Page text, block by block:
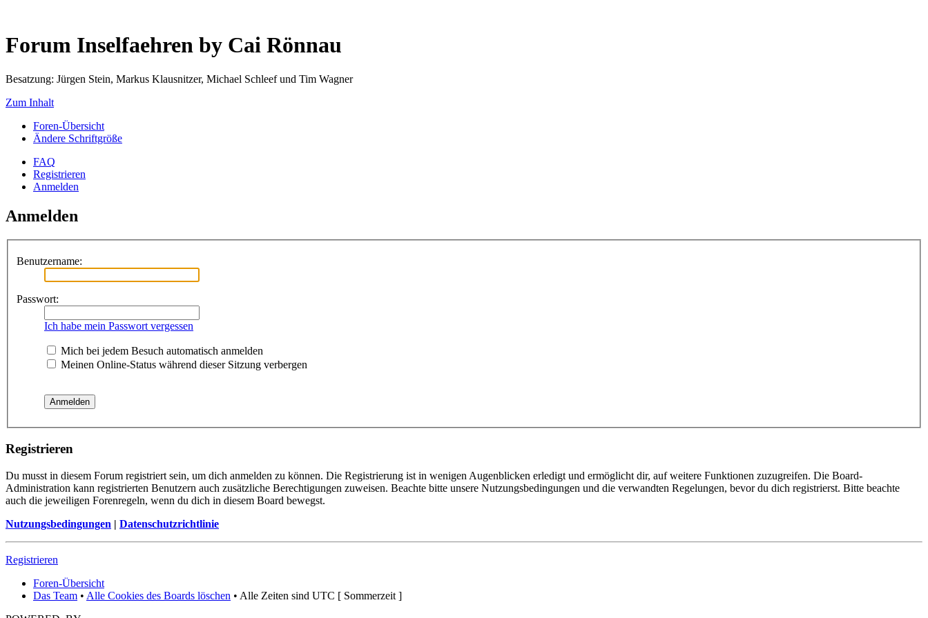
Forum Inselfaehren by Cai Rönnau
Besatzung: Jürgen Stein, Markus Klausnitzer, Michael Schleef und Tim Wagner
Zum Inhalt
Foren-Übersicht
Ändere Schriftgröße
FAQ
Registrieren
Anmelden
Anmelden
Benutzername:
Passwort:
Ich habe mein Passwort vergessen
Mich bei jedem Besuch automatisch anmelden
Meinen Online-Status während dieser Sitzung verbergen
Registrieren
Du musst in diesem Forum registriert sein, um dich anmelden zu können. Die Registrierung ist in wenigen Augenblicken erledigt und ermöglicht dir, auf weitere Funktionen zuzugreifen. Die Board-
Administration kann registrierten Benutzern auch zusätzliche Berechtigungen zuweisen. Beachte bitte unsere Nutzungsbedingungen und die verwandten Regelungen, bevor du dich registrierst. Bitte beachte
auch die jeweiligen Forenregeln, wenn du dich in diesem Board bewegst.
Nutzungsbedingungen | Datenschutzrichtlinie
Registrieren
Foren-Übersicht
Das Team • Alle Cookies des Boards löschen • Alle Zeiten sind UTC [ Sommerzeit ]